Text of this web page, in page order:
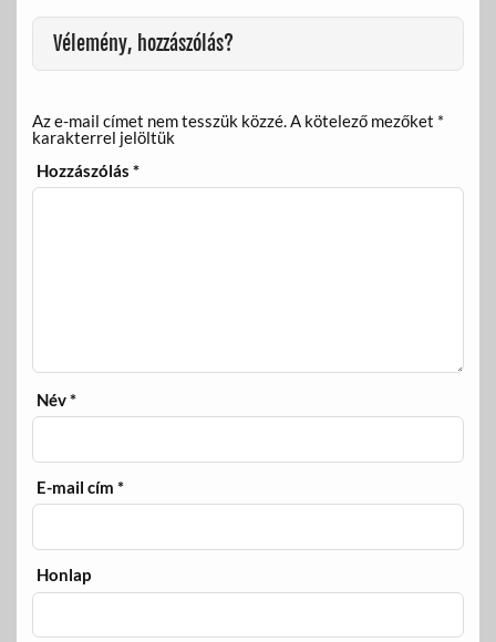
Vélemény, hozzászólás?
Az e-mail címet nem tesszük közzé. A kötelező mezőket *
karakterrel jelöltük
Hozzászólás*
Név*
E-mail cím*
Honlap